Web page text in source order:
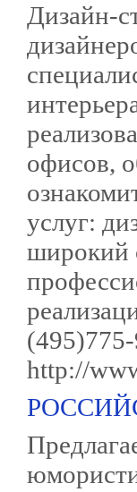
Дизайн-
офисов,
услуг:
широкий
http://